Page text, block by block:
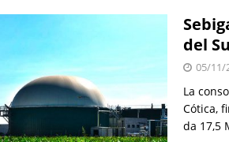
del
05/11/
La
Cótica,
da 17,5